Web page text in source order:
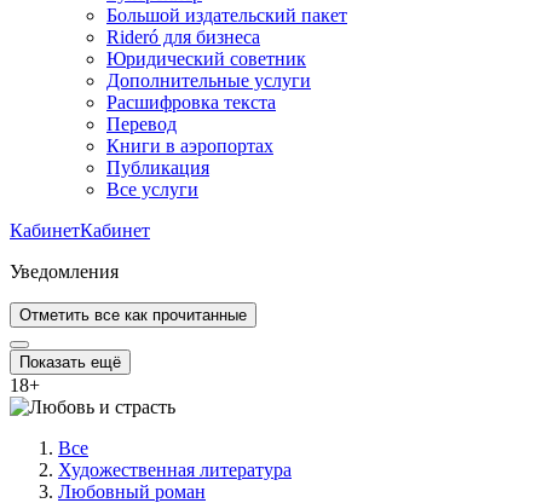
Большой издательский пакет
Rideró для бизнеса
Юридический советник
Дополнительные услуги
Расшифровка текста
Перевод
Книги в аэропортах
Публикация
Все услуги
КабинетКабинет
Уведомления
Отметить все как прочитанные
Показать ещё
18+
Все
Художественная литература
Любовный роман